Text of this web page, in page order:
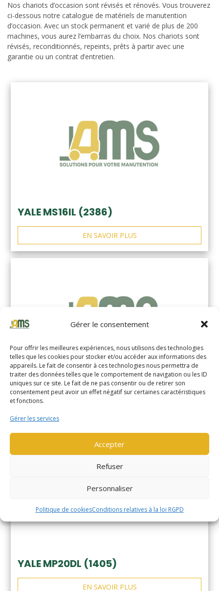
Gérer le consentement
Pour offrir les meilleures expériences, nous utilisons des technologies
telles que les cookies pour stocker et/ou accéder aux informations des
appareils. Le fait de consentir à ces technologies nous permettra de
traiter des données telles que le comportement de navigation ou les ID
uniques sur ce site. Le fait de ne pas consentir ou de retirer son
consentement peut avoir un effet négatif sur certaines caractéristiques
et fonctions.
Gérer les services
Accepter
Refuser
Personnaliser
Politique de cookiesConditions relatives à la loi RGPD
Nos chariots d’occasion sont révisés et rénovés. Vous trouverez
ci-dessous notre catalogue de matériels de manutention
d’occasion. Avec un stock permanent et varié de plus de 200
machines, vous aurez l’embarras du choix. Nos chariots sont
révisés, reconditionnés, repeints, prêts à partir avec une
garantie ou un contrat d’entretien.
YALE MS16IL (2386)
EN SAVOIR PLUS
YALE MS14XIL (2510)
YALE MP20DL (1405)
EN SAVOIR PLUS